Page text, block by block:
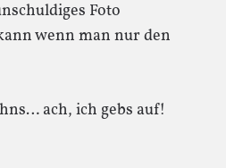
Foto
wenn man nur den
ach, ich gebs auf!